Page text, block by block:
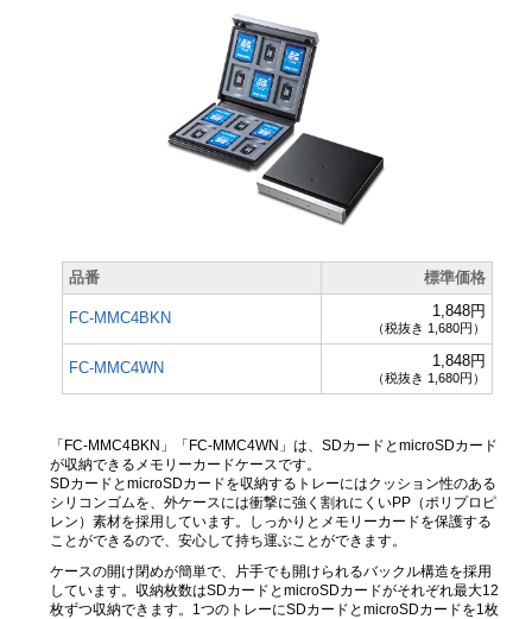
品番 標準価格
FC-MMC4BKN 1,848円
（税抜き 1,680円）
FC-MMC4WN 1,848円
（税抜き 1,680円）
「FC-MMC4BKN」「FC-MMC4WN」は、SDカードとmicroSDカード
が収納できるメモリーカードケースです。
SDカードとmicroSDカードを収納するトレーにはクッション性のある
シリコンゴムを、外ケースには衝撃に強く割れにくいPP（ポリプロピ
レン）素材を採用しています。しっかりとメモリーカードを保護する
ことができるので、安心して持ち運ぶことができます。
ケースの開け閉めが簡単で、片手でも開けられるバックル構造を採用
しています。収納枚数はSDカードとmicroSDカードがそれぞれ最大12
枚ずつ収納できます。1つのトレーにSDカードとmicroSDカードを1枚